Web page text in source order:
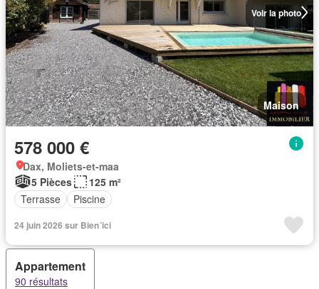
Voir la photo
Maison
578 000 €
Dax, Moliets-et-maa
5 Pièces
125 m²
Terrasse
Piscine
24 juin 2026 sur Bien´ici
Appartement
90 résultats